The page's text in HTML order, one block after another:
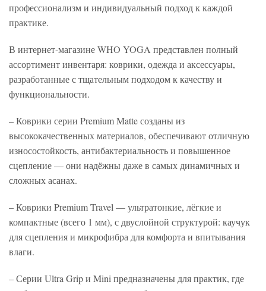
профессионализм и индивидуальный подход к каждой
практике.
В интернет-магазине WHO YOGA представлен полный
ассортимент инвентаря: коврики, одежда и аксессуары,
разработанные с тщательным подходом к качеству и
функциональности.
– Коврики серии Premium Matte созданы из
высококачественных материалов, обеспечивают отличную
износостойкость, антибактериальность и повышенное
сцепление — они надёжны даже в самых динамичных и
сложных асанах.
– Коврики Premium Travel — ультратонкие, лёгкие и
компактные (всего 1 мм), с двуслойной структурой: каучук
для сцепления и микрофибра для комфорта и впитывания
влаги.
– Серии Ultra Grip и Mini предназначены для практик, где